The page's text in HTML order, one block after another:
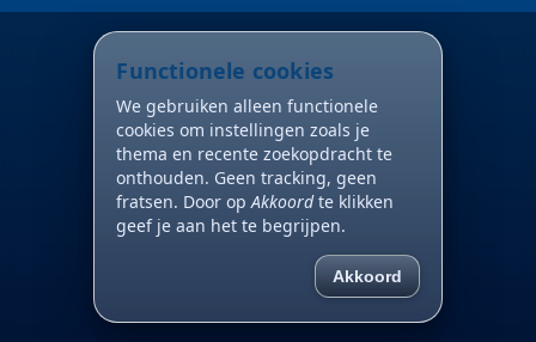
Functionele cookies
We gebruiken alleen functionele
cookies om instellingen zoals je
thema en recente zoekopdracht te
onthouden. Geen tracking, geen
fratsen. Door opAkkoordte klikken
geef je aan het te begrijpen.
Akkoord